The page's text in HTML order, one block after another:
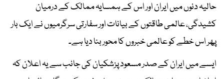
حالیہ دنوں میں ایران اور اس کے ہمسایہ ممالک کے درمیان
کشیدگی، عالمی طاقتوں کے بیانات اور سفارتی سرگرمیوں نے ایک بار
پھر اس خطے کو عالمی خبروں کا محور بنا دیا ہے۔
ایسے میں ایران کے صدر مسعود پزشکیان کی جانب سے یہ اعلان کہ